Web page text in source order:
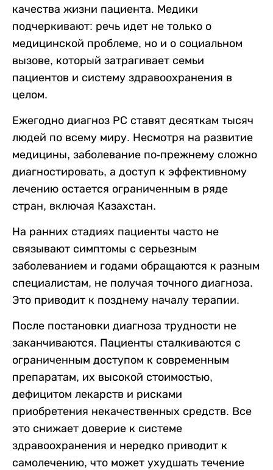
качества жизни пациента. Медики
подчеркивают: речь идет не только о
медицинской проблеме, но и о социальном
вызове, который затрагивает семьи
пациентов и систему здравоохранения в
целом.
Ежегодно диагноз РС ставят десяткам тысяч
людей по всему миру. Несмотря на развитие
медицины, заболевание по-прежнему сложно
диагностировать, а доступ к эффективному
лечению остается ограниченным в ряде
стран, включая Казахстан.
На ранних стадиях пациенты часто не
связывают симптомы с серьезным
заболеванием и годами обращаются к разным
специалистам, не получая точного диагноза.
Это приводит к позднему началу терапии.
После постановки диагноза трудности не
заканчиваются. Пациенты сталкиваются с
ограниченным доступом к современным
препаратам, их высокой стоимостью,
дефицитом лекарств и рисками
приобретения некачественных средств. Все
это снижает доверие к системе
здравоохранения и нередко приводит к
самолечению, что может ухудшать течение